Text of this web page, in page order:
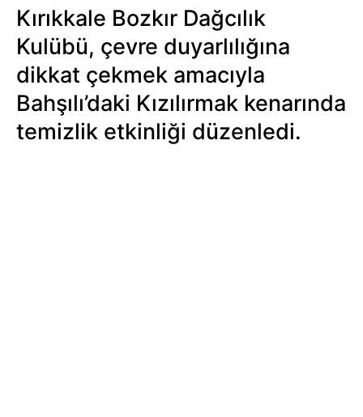
Kırıkkale Bozkır Dağcılık
Kulübü, çevre duyarlılığına
dikkat çekmek amacıyla
Bahşılı’daki Kızılırmak kenarında
temizlik etkinliği düzenledi.